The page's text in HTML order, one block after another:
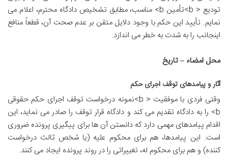
تودیع < b>تأمین b> مناسب، مطابق تشخیص دادگاه محترم، اعلام می
نمایم. تأیید این حکم با وجود دلایل متقن بر عدم صحت آن، قطعاً منافع
اینجانب را به شدت به خطر می اندازد.
محل امضاء – تاریخ
آثار و پیامدهای توقف اجرای حکم
وقتی فردی با موفقیت < b>نمونه درخواست توقف اجرای حکم حقوقی
b> را به دادگاه تقدیم می کند و دادگاه قرار توقف را صادر می نماید، این
اقدام پیامدهای مهمی دارد که دانستن آن ها برای پیگیری پرونده ضروری
است. این پیامدها، هم برای محکوم علیه (یا شخص ثالث درخواست
کننده) و هم برای محکوم له، تغییراتی را در روند پرونده ایجاد می کنند.